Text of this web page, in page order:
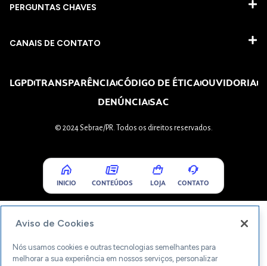
PERGUNTAS CHAVES​
CANAIS DE CONTATO
LGPDTRANSPARÊNCIACÓDIGO DE ÉTICAOUVIDORIA
DENÚNCIASAC
© 2024 Sebrae/PR. Todos os direitos reservados.
INICIO CONTEÚDOS LOJA CONTATO
Aviso de Cookies
Nós usamos cookies e outras tecnologias semelhantes para
melhorar a sua experiência em nossos serviços, personalizar